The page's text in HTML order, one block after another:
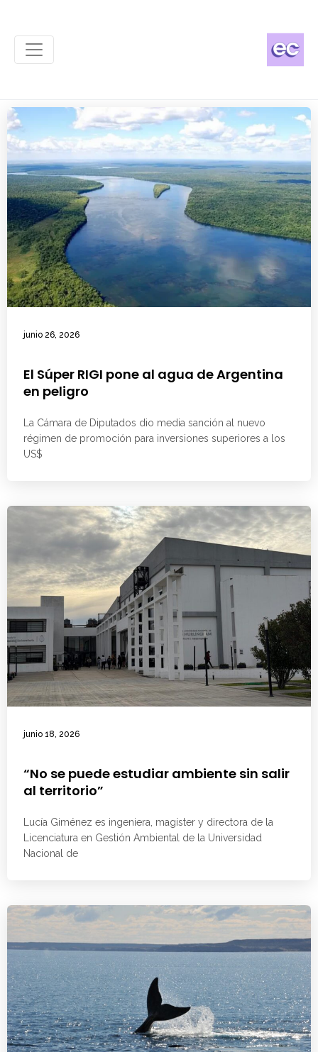
junio 26, 2026
El Súper RIGI pone al agua de Argentina
en peligro
La Cámara de Diputados dio media sanción al nuevo
régimen de promoción para inversiones superiores a los
US$
junio 18, 2026
“No se puede estudiar ambiente sin salir
al territorio”
Lucía Giménez es ingeniera, magíster y directora de la
Licenciatura en Gestión Ambiental de la Universidad
Nacional de